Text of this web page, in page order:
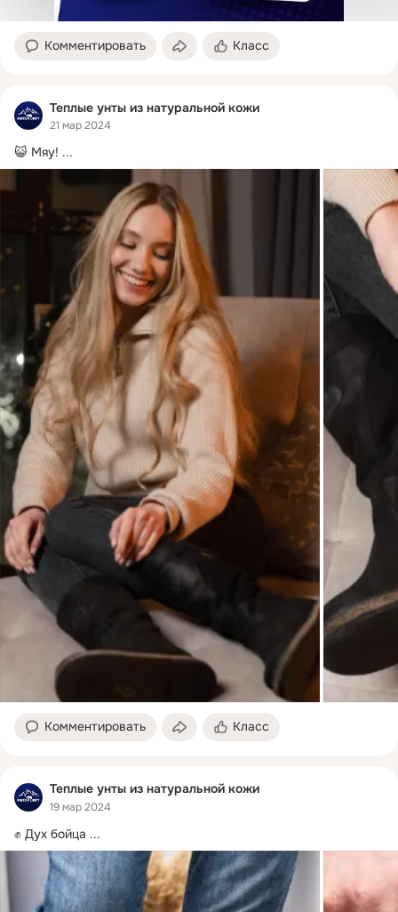
Комментировать Класс
Теплые унты из натуральной кожи
21 мар 2024
😺 Мяу! ...
Комментировать Класс
Теплые унты из натуральной кожи
19 мар 2024
✊ Дух бойца ...